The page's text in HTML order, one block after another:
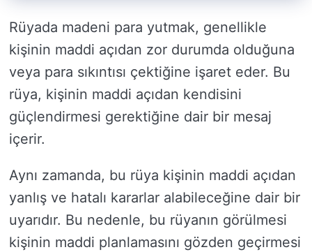
Rüyada madeni para yutmak, genellikle
kişinin maddi açıdan zor durumda olduğuna
veya para sıkıntısı çektiğine işaret eder. Bu
rüya, kişinin maddi açıdan kendisini
güçlendirmesi gerektiğine dair bir mesaj
içerir.
Aynı zamanda, bu rüya kişinin maddi açıdan
yanlış ve hatalı kararlar alabileceğine dair bir
uyarıdır. Bu nedenle, bu rüyanın görülmesi
kişinin maddi planlamasını gözden geçirmesi